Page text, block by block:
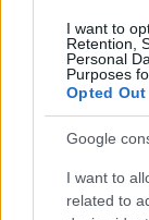
I want to
Retention,
Personal
Purposes
Opted Out
Google
I want to
related to